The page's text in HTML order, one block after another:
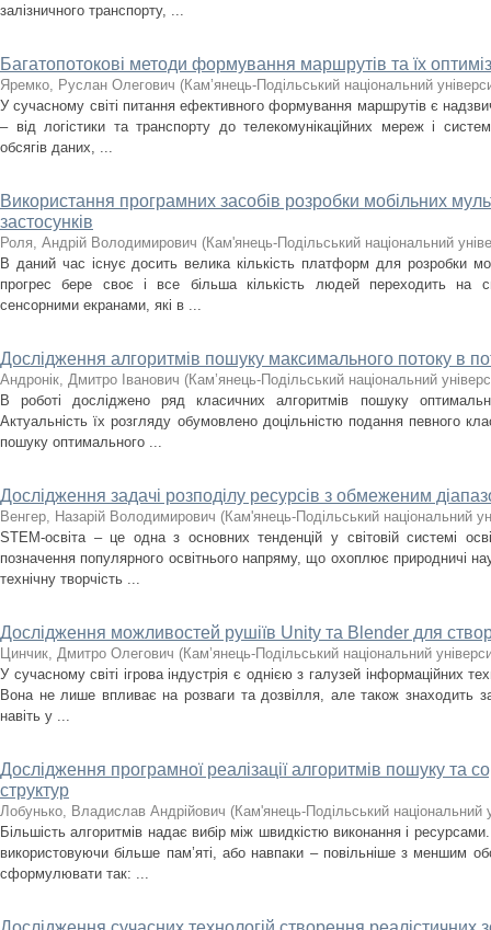
залізничного транспорту, ...
Багатопотокові методи формування маршрутів та їх
Яремко, Руслан Олегович (Кам’янець-Подільський національний
У сучасному світі питання ефективного формування маршрутів є
– від логістики та транспорту до телекомунікаційних мереж і
обсягів даних, ...
Використання програмних засобів розробки мобільних
застосунків
Роля, Андрій Володимирович (Кам'янець-Подільський національний
В даний час існує досить велика кількість платформ для розробки
прогрес бере своє і все більша кількість людей переходить на
сенсорними екранами, які в ...
Дослідження алгоритмів пошуку максимального потоку в
Андронік, Дмитро Іванович (Кам’янець-Подільський національний
В роботі досліджено ряд класичних алгоритмів пошуку
Актуальність їх розгляду обумовлено доцільністю подання певного
пошуку оптимального ...
Дослідження задачі розподілу ресурсів з обмеженим
Венгер, Назарій Володимирович (Кам'янець-Подільський національний
STEM-освіта – це одна з основних тенденцій у світовій системі
позначення популярного освітнього напряму, що охоплює природничі
технічну творчість ...
Дослідження можливостей рушіїв Unity та Blender для
Цинчик, Дмитро Олегович (Кам’янець-Подільський національний
У сучасному світі ігрова індустрія є однією з галузей інформаційних
Вона не лише впливає на розваги та дозвілля, але також знаходить
навіть у ...
Дослідження програмної реалізації алгоритмів пошуку та
структур
Лобунько, Владислав Андрійович (Кам'янець-Подільський національний
Більшість алгоритмів надає вибір між швидкістю виконання і
використовуючи більше пам’яті, або навпаки – повільніше з меншим
сформулювати так: ...